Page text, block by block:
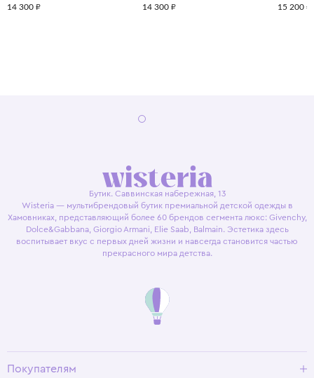
14 300 ₽ 14 300 ₽ 15 200 ₽
Бутик. Саввинская набережная, 13
Wisteria — мультибрендовый бутик премиальной детской одежды в
Хамовниках, представляющий более 60 брендов сегмента люкс: Givenchy,
Dolce&Gabbana, Giorgio Armani, Elie Saab, Balmain. Эстетика здесь
воспитывает вкус с первых дней жизни и навсегда становится частью
прекрасного мира детства.
Покупателям